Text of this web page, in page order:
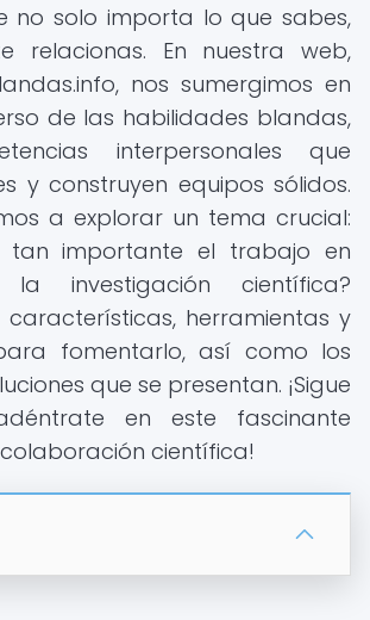
no solo importa lo que sabes,
relacionas. En nuestra web,
nos sumergimos en
de las habilidades blandas,
interpersonales que
y construyen equipos sólidos.
a explorar un tema crucial:
tan importante el trabajo en
investigación científica?
características, herramientas y
fomentarlo, así como los
que se presentan. ¡Sigue
en este fascinante
científica!